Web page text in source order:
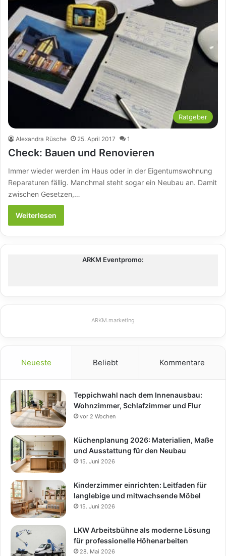
Ratgeber
Alexandra Rüsche 25. April 2017 1
Check: Bauen und Renovieren
Immer wieder werden im Haus oder in der Eigentumswohnung
Reparaturen fällig. Manchmal steht sogar ein Neubau an. Damit
zwischen Gesetzen,…
Weiterlesen
ARKM Eventpromo:
ARKM.marketing
Neueste Beliebt Kommentare
Teppichwahl nach dem Innenausbau:
Wohnzimmer, Schlafzimmer und Flur
vor 2 Wochen
Küchenplanung 2026: Materialien, Maße
und Ausstattung für den Neubau
15. Juni 2026
Kinderzimmer einrichten: Leitfaden für
langlebige und mitwachsende Möbel
15. Juni 2026
LKW Arbeitsbühne als moderne Lösung
für professionelle Höhenarbeiten
28. Mai 2026